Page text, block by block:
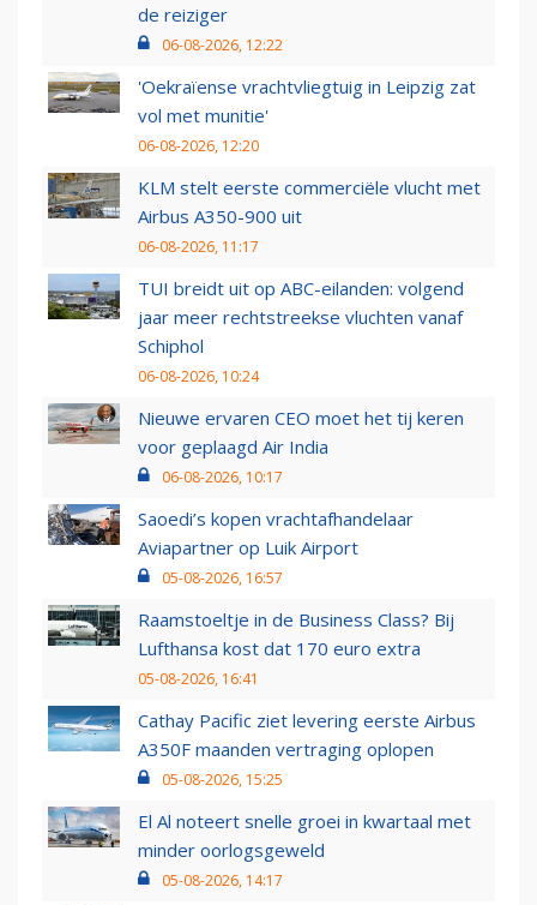
de reiziger
06-08-2026, 12:22
'Oekraïense vrachtvliegtuig in Leipzig zat
vol met munitie'
06-08-2026, 12:20
KLM stelt eerste commerciële vlucht met
Airbus A350-900 uit
06-08-2026, 11:17
TUI breidt uit op ABC-eilanden: volgend
jaar meer rechtstreekse vluchten vanaf
Schiphol
06-08-2026, 10:24
Nieuwe ervaren CEO moet het tij keren
voor geplaagd Air India
06-08-2026, 10:17
Saoedi’s kopen vrachtafhandelaar
Aviapartner op Luik Airport
05-08-2026, 16:57
Raamstoeltje in de Business Class? Bij
Lufthansa kost dat 170 euro extra
05-08-2026, 16:41
Cathay Pacific ziet levering eerste Airbus
A350F maanden vertraging oplopen
05-08-2026, 15:25
El Al noteert snelle groei in kwartaal met
minder oorlogsgeweld
05-08-2026, 14:17